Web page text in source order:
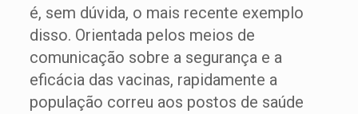
é, sem dúvida, o mais recente exemplo
disso. Orientada pelos meios de
comunicação sobre a segurança e a
eficácia das vacinas, rapidamente a
população correu aos postos de saúde